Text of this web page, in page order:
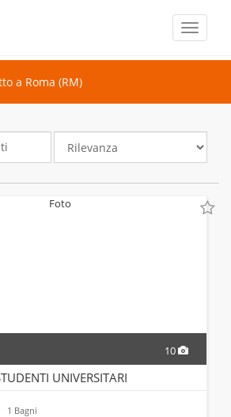
Toggle
a Roma (RM)
10
UNIVERSITARI
1 Bagni